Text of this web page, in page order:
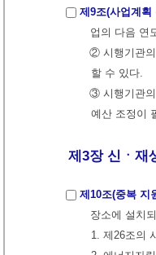
제9조(사업계획
업의 다음 연
② 시행기관의
할 수 있다.
③ 시행기관의
예산 조정이
제3장 신ㆍ재생
제10조(중복 지
장소에 설치
1. 제26조의